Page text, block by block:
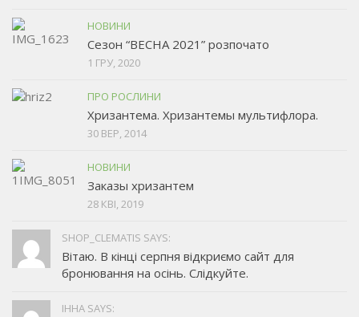
НОВИНИ
Сезон “ВЕСНА 2021” розпочато
1 ГРУ, 2020
ПРО РОСЛИНИ
Хризантема. Хризантемы мультифлора.
30 ВЕР, 2014
НОВИНИ
Заказы хризантем
28 КВІ, 2019
SHOP_CLEMATIS SAYS:
Вітаю. В кінці серпня відкриємо сайт для
бронювання на осінь. Слідкуйте.
ІННА SAYS: